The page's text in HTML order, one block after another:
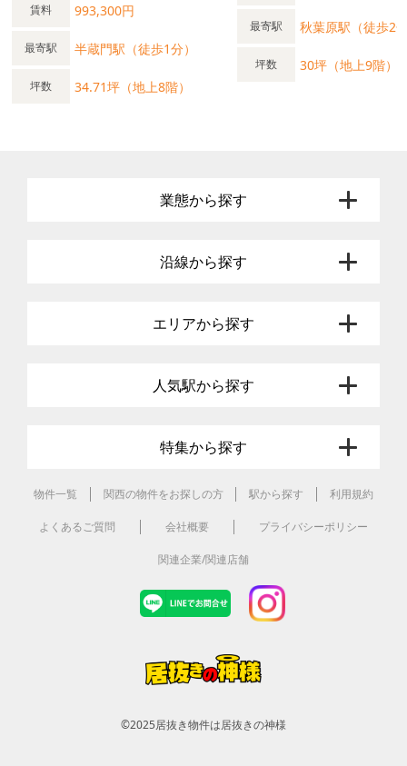
賃料 993,300円
最寄駅 半蔵門駅（徒歩1分）
坪数 34.71坪（地上8階）
最寄駅 秋葉原駅（徒歩2
坪数 30坪（地上9階）
業態から探す
沿線から探す
エリアから探す
人気駅から探す
特集から探す
物件一覧 関西の物件をお探しの方 駅から探す 利用規約
よくあるご質問 会社概要 プライバシーポリシー
関連企業/関連店舗
©2025居抜き物件は居抜きの神様